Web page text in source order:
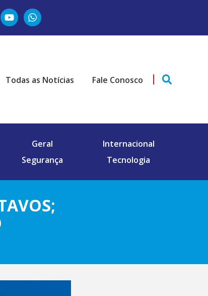
Todas as Notícias Fale Conosco
Geral
Internacional
Segurança Tecnologia